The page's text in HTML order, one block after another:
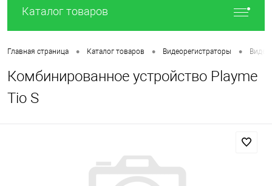
Каталог товаров
Главная страница • Каталог товаров • Видеорегистраторы •
Комбинированное устройство Playme
Tio S